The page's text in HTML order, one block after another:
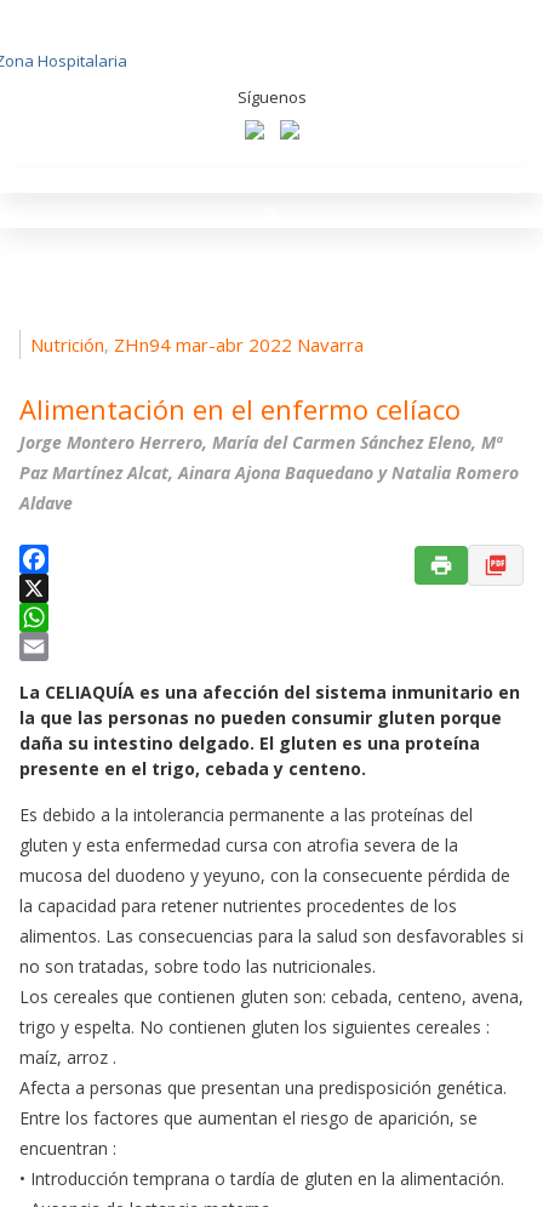
content
Síguenos
Nutrición, ZHn94 mar-abr 2022 Navarra
Alimentación en el enfermo celíaco
Jorge Montero Herrero, María del Carmen Sánchez Eleno, Mª
Paz Martínez Alcat, Ainara Ajona Baquedano y Natalia Romero
Aldave
F
a
c
b
o
o
X
W
a
s
p
p
m
a
i
La CELIAQUÍA es una afección del sistema inmunitario en
la que las personas no pueden consumir gluten porque
daña su intestino delgado. El gluten es una proteína
presente en el trigo, cebada y centeno.
Es debido a la intolerancia permanente a las proteínas del
gluten y esta enfermedad cursa con atrofia severa de la
mucosa del duodeno y yeyuno, con la consecuente pérdida de
la capacidad para retener nutrientes procedentes de los
alimentos. Las consecuencias para la salud son desfavorables si
no son tratadas, sobre todo las nutricionales.
Los cereales que contienen gluten son: cebada, centeno, avena,
trigo y espelta. No contienen gluten los siguientes cereales :
maíz, arroz .
Afecta a personas que presentan una predisposición genética.
Entre los factores que aumentan el riesgo de aparición, se
encuentran :
• Introducción temprana o tardía de gluten en la alimentación.